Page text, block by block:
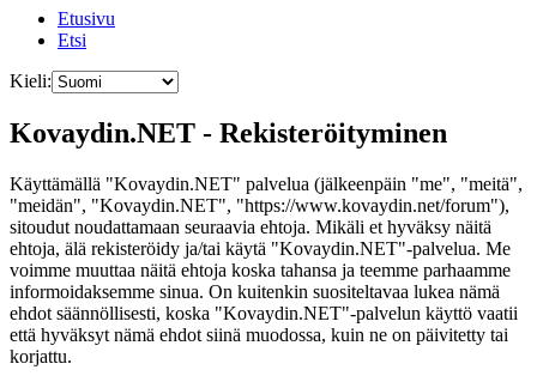
Etusivu
Etsi
Kieli:
Kovaydin.NET - Rekisteröityminen
Käyttämällä "Kovaydin.NET" palvelua (jälkeenpäin "me", "meitä",
"meidän", "Kovaydin.NET", "https://www.kovaydin.net/forum"),
sitoudut noudattamaan seuraavia ehtoja. Mikäli et hyväksy näitä
ehtoja, älä rekisteröidy ja/tai käytä "Kovaydin.NET"-palvelua. Me
voimme muuttaa näitä ehtoja koska tahansa ja teemme parhaamme
informoidaksemme sinua. On kuitenkin suositeltavaa lukea nämä
ehdot säännöllisesti, koska "Kovaydin.NET"-palvelun käyttö vaatii
että hyväksyt nämä ehdot siinä muodossa, kuin ne on päivitetty tai
korjattu.